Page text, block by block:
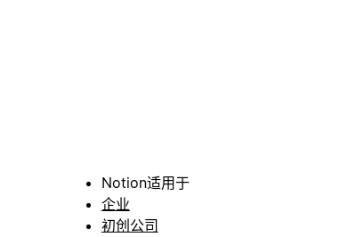
Notion适用于
企业
初创公司